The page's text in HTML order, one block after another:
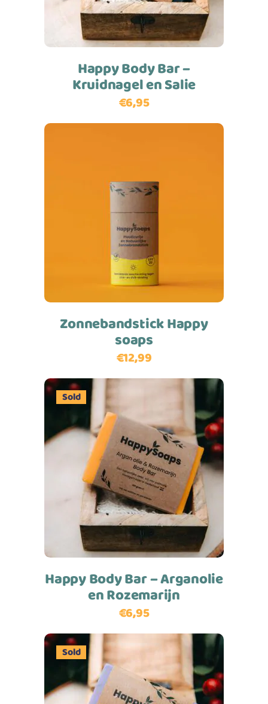
Happy Body Bar –
Kruidnagel en Salie
€6,95
Toevoegen aan winkelwagen
Zonnebandstick Happy
soaps
€12,99
Sold
Lees meer
Happy Body Bar – Arganolie
en Rozemarijn
€6,95
Sold